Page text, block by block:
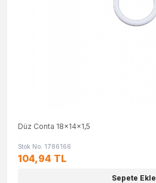
Düz Conta 18x14x1,5
Stok No: 1786166
104,94 TL
Sepete Ekle